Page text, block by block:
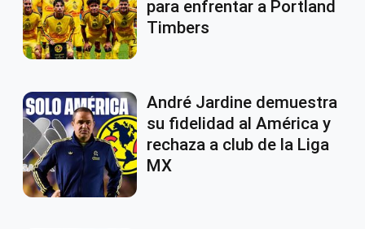
para enfrentar a Portland
Timbers
André Jardine demuestra
su fidelidad al América y
rechaza a club de la Liga
MX